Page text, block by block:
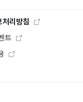
리방침
트